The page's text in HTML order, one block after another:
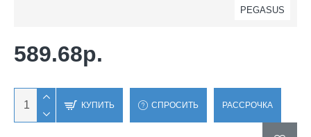
PEGASUS
589.68р.
КУПИТЬ СПРОСИТЬ РАССРОЧКА